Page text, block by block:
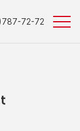
72-72